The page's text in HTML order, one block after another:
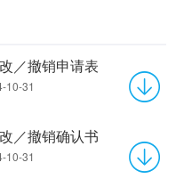
／撤销申请表
10-31
／撤销确认书
10-31